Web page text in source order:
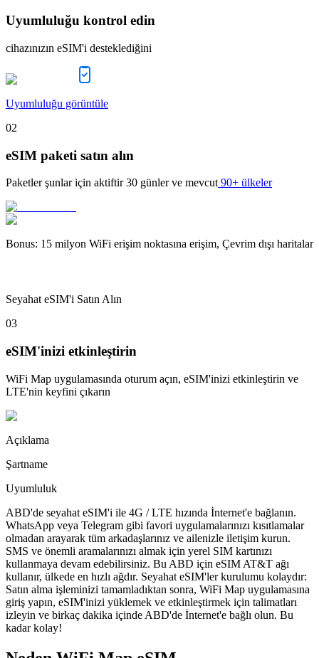
Uyumluluğu kontrol edin
cihazınızın eSIM'i desteklediğini
Uyumluluğu görüntüle
02
eSIM paketi satın alın
Paketler şunlar için aktiftir 30 günler ve mevcut 90+ ülkeler
Bonus: 15 milyon WiFi erişim noktasına erişim, Çevrim dışı haritalar
Seyahat eSIM'i Satın Alın
03
eSIM'inizi etkinleştirin
WiFi Map uygulamasında oturum açın, eSIM'inizi etkinleştirin ve
LTE'nin keyfini çıkarın
Açıklama
Şartname
Uyumluluk
ABD'de seyahat eSIM'i ile 4G / LTE hızında İnternet'e bağlanın.
WhatsApp veya Telegram gibi favori uygulamalarınızı kısıtlamalar
olmadan arayarak tüm arkadaşlarınız ve ailenizle iletişim kurun.
SMS ve önemli aramalarınızı almak için yerel SIM kartınızı
kullanmaya devam edebilirsiniz. Bu ABD için eSIM AT&T ağı
kullanır, ülkede en hızlı ağdır. Seyahat eSIM'ler kurulumu kolaydır:
Satın alma işleminizi tamamladıktan sonra, WiFi Map uygulamasına
giriş yapın, eSIM'inizi yüklemek ve etkinleştirmek için talimatları
izleyin ve birkaç dakika içinde ABD'de İnternet'e bağlı olun. Bu
kadar kolay!